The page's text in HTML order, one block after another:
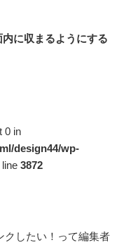
に収まるようにする
0 in
design44/wp-
3872
クしたい！って編集者